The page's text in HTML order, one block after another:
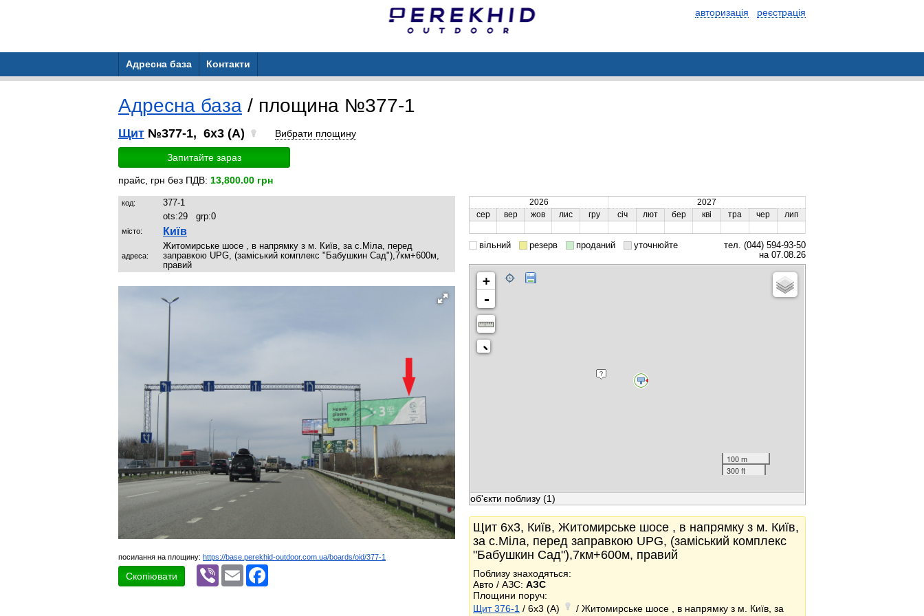
авторизація реєстрація
Адресна база Контакти
Адресна база / площина №377-1
Щит №377-1, 6x3 (A) Вибрати площину
Запитайте зараз
прайс, грн без ПДВ: 13,800.00 грн
код:
377-1
ots:29 grp:0
місто: Київ
адреса:
Житомирське шосе , в напрямку з м. Київ, за с.Міла, перед
заправкою UPG, (заміський комплекс "Бабушкин Сад"),7км+600м,
правий
посилання на площину: https://base.perekhid-outdoor.com.ua/boards/oid/377-1
Скопіювати
Viber Email
2026
2027
сер
вер жов лис гру січ лют бер кві тра чер лип
вільний резерв проданий уточнюйте
тел. (044) 594-93-50
на 07.08.26
+
-
100 m
300 ft
об'єкти поблизу (1)
Щит 6x3, Київ, Житомирське шосе , в напрямку з м. Київ,
за с.Міла, перед заправкою UPG, (заміський комплекс
"Бабушкин Сад"),7км+600м, правий
Поблизу знаходяться:
Авто / АЗС: АЗС
Площини поруч:
Щит 376-1 / 6x3 (A)
/ Житомирське шосе , в напрямку з м. Київ, за